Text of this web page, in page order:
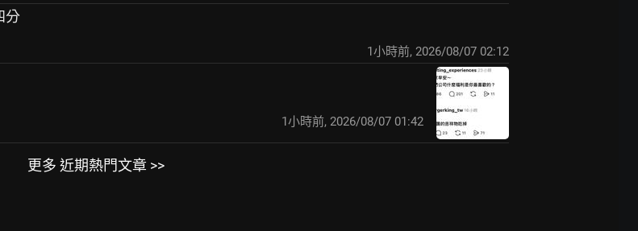
分
1小時前, 2026/08/07 02:12
1小時前, 2026/08/07 01:42
更多 近期熱門文章 >>